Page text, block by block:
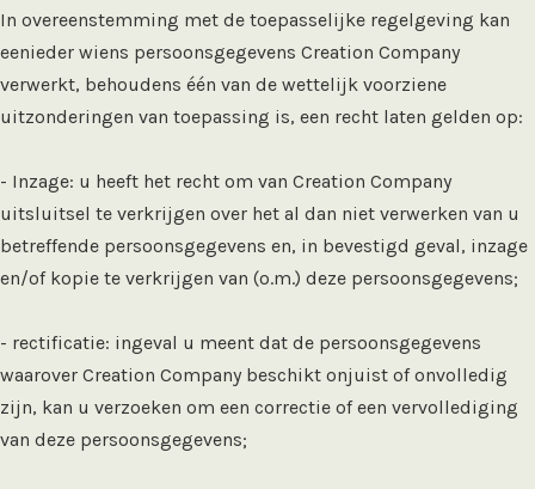
In overeenstemming met de toepasselijke regelgeving kan
eenieder wiens persoonsgegevens Creation Company
verwerkt, behoudens één van de wettelijk voorziene
uitzonderingen van toepassing is, een recht laten gelden op:
- Inzage: u heeft het recht om van Creation Company
uitsluitsel te verkrijgen over het al dan niet verwerken van u
betreffende persoonsgegevens en, in bevestigd geval, inzage
en/of kopie te verkrijgen van (o.m.) deze persoonsgegevens;
- rectificatie: ingeval u meent dat de persoonsgegevens
waarover Creation Company beschikt onjuist of onvolledig
zijn, kan u verzoeken om een correctie of een vervollediging
van deze persoonsgegevens;